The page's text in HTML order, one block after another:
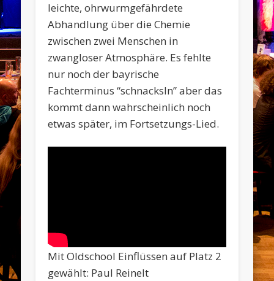
leichte, ohrwurmgefährdete
Abhandlung über die Chemie
zwischen zwei Menschen in
zwangloser Atmosphäre. Es fehlte
nur noch der bayrische
Fachterminus “schnacksln” aber das
kommt dann wahrscheinlich noch
etwas später, im Fortsetzungs-Lied.
Mit Oldschool Einflüssen auf Platz 2
gewählt: Paul Reinelt